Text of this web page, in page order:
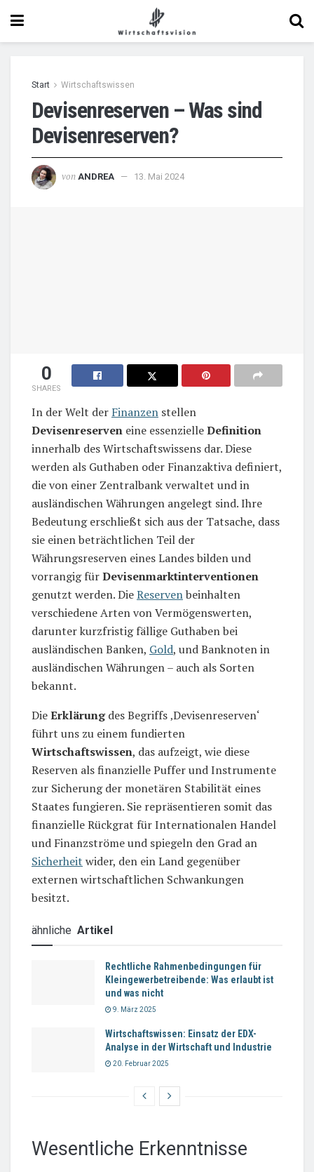
Start Wirtschaftswissen
Devisenreserven – Was sind
Devisenreserven?
von ANDREA 13. Mai 2024
0
SHARES
In der Welt der Finanzen stellen
Devisenreserven eine essenzielleDefinition
innerhalb des Wirtschaftswissens dar. Diese
werden als Guthaben oder Finanzaktiva definiert,
die von einer Zentralbank verwaltet und in
ausländischen Währungen angelegt sind. Ihre
Bedeutung erschließt sich aus der Tatsache, dass
sie einen beträchtlichen Teil der
Währungsreserven eines Landes bilden und
vorrangig fürDevisenmarktinterventionen
genutzt werden. DieReservenbeinhalten
verschiedene Arten von Vermögenswerten,
darunter kurzfristig fällige Guthaben bei
ausländischen Banken, Gold, und Banknoten in
ausländischen Währungen – auch als Sorten
bekannt.
DieErklärungdes Begriffs ‚Devisenreserven‘
führt uns zu einem fundierten
Wirtschaftswissen, das aufzeigt, wie diese
Reserven als finanzielle Puffer und Instrumente
zur Sicherung der monetären Stabilität eines
Staates fungieren. Sie repräsentieren somit das
finanzielle Rückgrat für Internationalen Handel
und Finanzströme und spiegeln den Grad an
Sicherheit wider, den ein Land gegenüber
externen wirtschaftlichen Schwankungen
besitzt.
ähnliche Artikel
Rechtliche Rahmenbedingungen für
Kleingewerbetreibende: Was erlaubt ist
und was nicht
9. März 2025
Wirtschaftswissen: Einsatz der EDX-
Analyse in der Wirtschaft und Industrie
20. Februar 2025
Wesentliche Erkenntnisse